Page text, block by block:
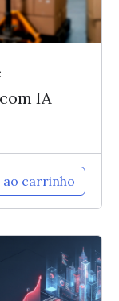
IA
carrinho